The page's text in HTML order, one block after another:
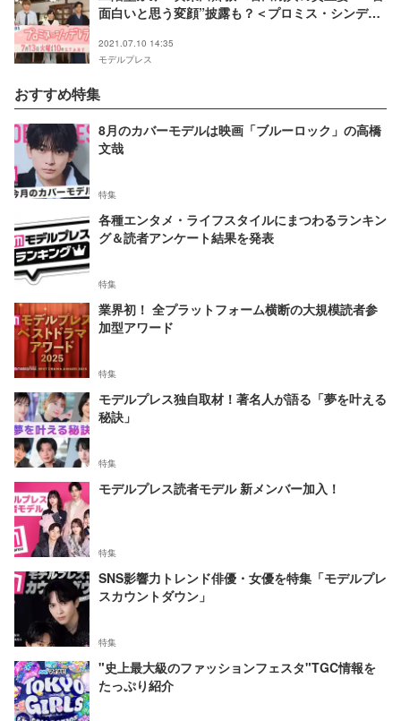
面白いと思う変顔”披露も？＜プロミス・シンデレ
2021.07.10 14:35
モデルプレス
おすすめ特集
8月のカバーモデルは映画「ブルーロック」の高橋
文哉
特集
各種エンタメ・ライフスタイルにまつわるランキン
グ＆読者アンケート結果を発表
特集
業界初！ 全プラットフォーム横断の大規模読者参
加型アワード
特集
モデルプレス独自取材！著名人が語る「夢を叶える
秘訣」
特集
モデルプレス読者モデル 新メンバー加入！
特集
SNS影響力トレンド俳優・女優を特集「モデルプレ
スカウントダウン」
特集
"史上最大級のファッションフェスタ"TGC情報を
たっぷり紹介